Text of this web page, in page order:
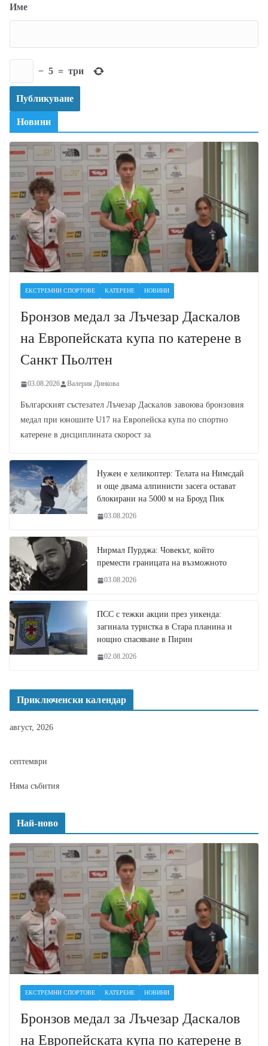
Име
− 5 = три
Новини
ЕКСТРЕМНИ СПОРТОВЕ КАТЕРЕНЕ НОВИНИ
Бронзов медал за Лъчезар Даскалов
на Европейската купа по катерене в
Санкт Пьолтен
03.08.2026 Валерия Динкова
Българският състезател Лъчезар Даскалов завоюва бронзовия
медал при юношите U17 на Европейска купа по спортно
катерене в дисциплината скорост за
Нужен е хеликоптер: Телата на Нимсдай
и още двама алпинисти засега остават
блокирани на 5000 м на Броуд Пик
03.08.2026
Нирмал Пурджа: Човекът, който
премести границата на възможното
03.08.2026
ПСС с тежки акции през уикенда:
загинала туристка в Стара планина и
нощно спасяване в Пирин
02.08.2026
Приключенски календар
август, 2026
септември
Няма събития
Най-ново
ЕКСТРЕМНИ СПОРТОВЕ КАТЕРЕНЕ НОВИНИ
Бронзов медал за Лъчезар Даскалов
на Европейската купа по катерене в